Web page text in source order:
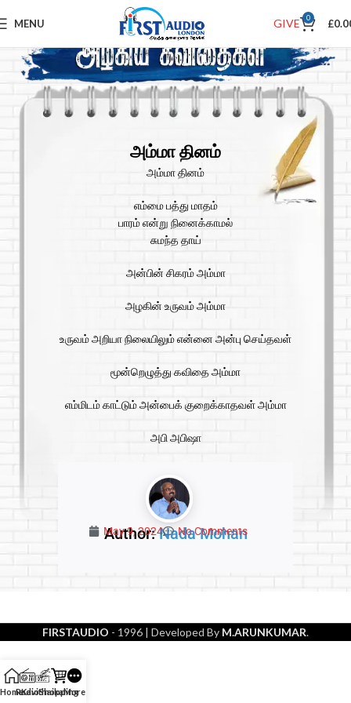
MENU GIVE 0 £
அம்மா தினம்
அம்மா தினம்
எம்மை பத்து மாதம்
பாரம் என்று நினைக்காமல்
சுமந்த தாய்
அன்பின் சிகரம் அம்மா
அழகின் உருவம் அம்மா
உருவம் அறியா நிலையிலும் என்னை அன்பு செய்தவள்
மூன்றெழுத்து கவிதை அம்மா
எம்மிடம் காட்டும் அன்பைக் குறைக்காதவள் அம்மா
அபி அபிஷா
Author:Nada Mohan
May 9, 2024 No Comments
FIRSTAUDIO - 1996 | Developed By M.ARUNKUMAR.
HomeRadio
Kavithaikal
Shopping
More